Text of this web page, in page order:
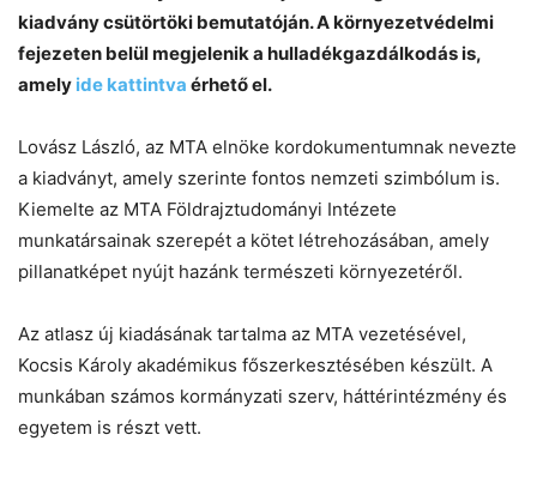
kiadvány csütörtöki bemutatóján. A környezetvédelmi
fejezeten belül megjelenik a hulladékgazdálkodás is,
amely ide kattintva érhető el.
Lovász László, az MTA elnöke kordokumentumnak nevezte
a kiadványt, amely szerinte fontos nemzeti szimbólum is.
Kiemelte az MTA Földrajztudományi Intézete
munkatársainak szerepét a kötet létrehozásában, amely
pillanatképet nyújt hazánk természeti környezetéről.
Az atlasz új kiadásának tartalma az MTA vezetésével,
Kocsis Károly akadémikus főszerkesztésében készült. A
munkában számos kormányzati szerv, háttérintézmény és
egyetem is részt vett.
Chat Mr wAIste